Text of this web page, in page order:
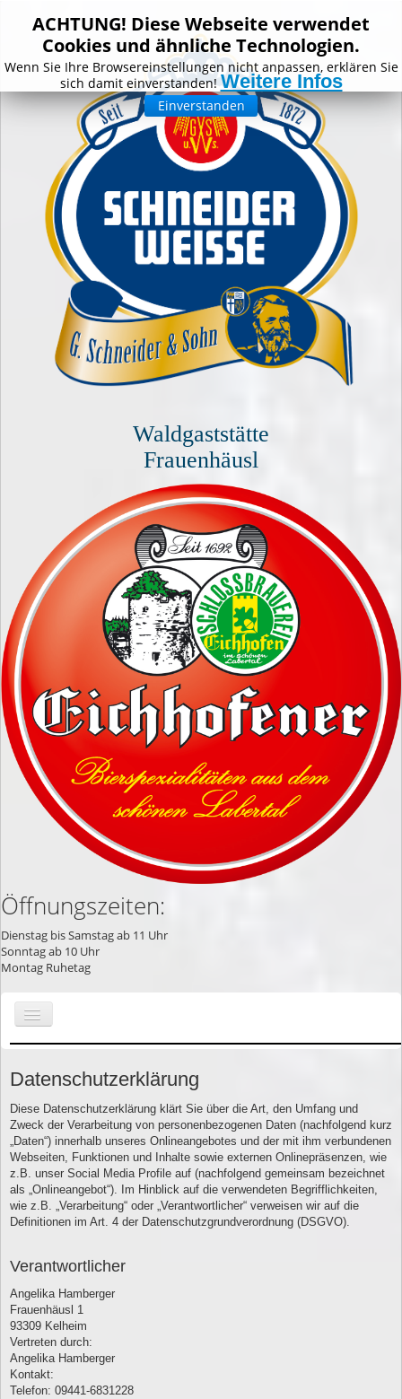
Waldgaststätte
Frauenhäusl
Öffnungszeiten:
Dienstag bis Samstag ab 11 Uhr
Sonntag ab 10 Uhr
Montag Ruhetag
Kontakt
Anfahrt
Datenschutzerklärung
Diese Datenschutzerklärung klärt Sie über die Art, den Umfang und
Zweck der Verarbeitung von personenbezogenen Daten (nachfolgend kurz
„Daten“) innerhalb unseres Onlineangebotes und der mit ihm verbundenen
Webseiten, Funktionen und Inhalte sowie externen Onlinepräsenzen, wie
z.B. unser Social Media Profile auf (nachfolgend gemeinsam bezeichnet
als „Onlineangebot“). Im Hinblick auf die verwendeten Begrifflichkeiten,
wie z.B. „Verarbeitung“ oder „Verantwortlicher“ verweisen wir auf die
Definitionen im Art. 4 der Datenschutzgrundverordnung (DSGVO).
Verantwortlicher
Angelika Hamberger
Frauenhäusl 1
93309 Kelheim
Vertreten durch:
Angelika Hamberger
Kontakt:
Telefon: 09441-6831228
ACHTUNG! Diese Webseite verwendet
Cookies und ähnliche Technologien.
Wenn Sie Ihre Browsereinstellungen nicht anpassen, erklären Sie
sich damit einverstanden!Weitere Infos
Einverstanden